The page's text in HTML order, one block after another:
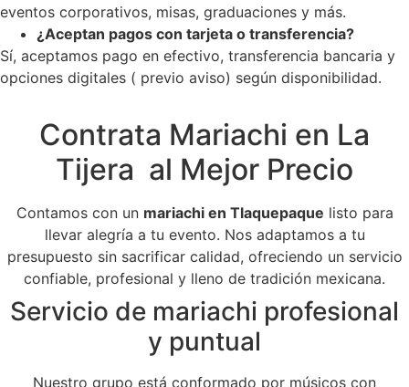
eventos corporativos, misas, graduaciones y más.
¿Aceptan pagos con tarjeta o transferencia?
Sí, aceptamos pago en efectivo, transferencia bancaria y
opciones digitales ( previo aviso) según disponibilidad.
Contrata Mariachi en La
Tijera al Mejor Precio
Contamos con un mariachi en Tlaquepaque listo para
llevar alegría a tu evento. Nos adaptamos a tu
presupuesto sin sacrificar calidad, ofreciendo un servicio
confiable, profesional y lleno de tradición mexicana.
Servicio de mariachi profesional
y puntual
Nuestro grupo está conformado por músicos con